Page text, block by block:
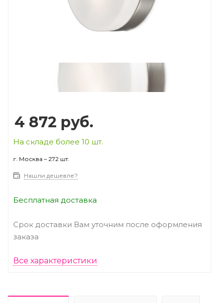
4 872 руб.
На складе более 10 шт.
г. Москва – 272 шт.
Нашли дешевле?
Бесплатная доставка
Срок доставки Вам уточним после оформления
заказа
Все характеристики